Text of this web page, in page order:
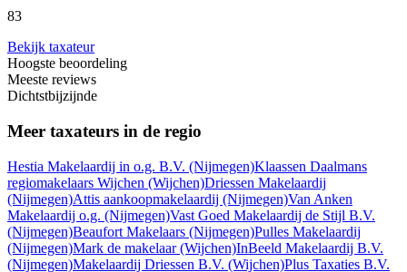
83
Bekijk taxateur
Hoogste beoordeling
Meeste reviews
Dichtstbijzijnde
Meer taxateurs in de regio
Hestia Makelaardij in o.g. B.V. (Nijmegen)Klaassen Daalmans
regiomakelaars Wijchen (Wijchen)Driessen Makelaardij
(Nijmegen)Attis aankoopmakelaardij (Nijmegen)Van Anken
Makelaardij o.g. (Nijmegen)Vast Goed Makelaardij de Stijl B.V.
(Nijmegen)Beaufort Makelaars (Nijmegen)Pulles Makelaardij
(Nijmegen)Mark de makelaar(Wijchen)InBeeld Makelaardij B.V.
(Nijmegen)Makelaardij Driessen B.V. (Wijchen)Plus Taxaties B.V.